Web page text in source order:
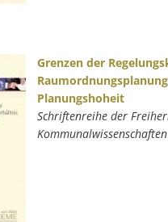
Grenzen der
Planungshoheit
Schriftenreihe der